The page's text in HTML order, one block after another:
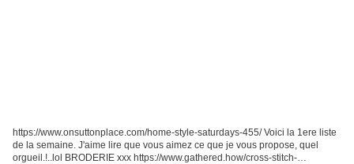
https://www.onsuttonplace.com/home-style-saturdays-455/ Voici la 1ere liste
de la semaine. J'aime lire que vous aimez ce que je vous propose, quel
orgueil.!..lol BRODERIE xxx https://www.gathered.how/cross-stitch-